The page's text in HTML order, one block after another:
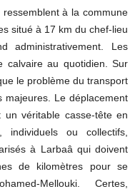
à la commune
situé à 17 km du chef-lieu
Les
calvaire au quotidien. Sur
le problème du transport
majeures. Le déplacement
véritable casse-tête en
individuels ou collectifs,
à Larbaâ qui doivent
de kilomètres pour se
Mellouki. Certes,